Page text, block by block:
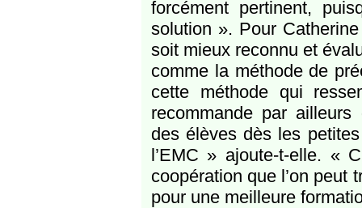
forcément pertinent,
solution ». Pour
soit mieux reconnu et
comme la méthode de
cette méthode qui
recommande par
des élèves dès les
l’EMC » ajoute-t-elle. «
coopération que l’on peut
pour une meilleure